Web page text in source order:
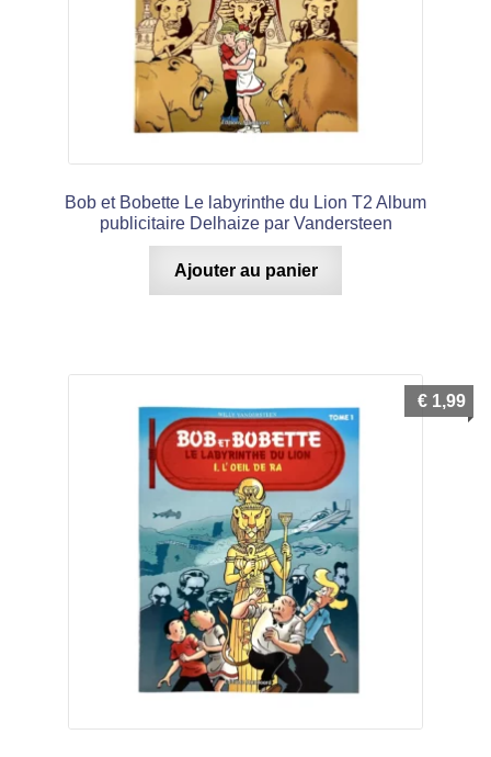
Bob et Bobette Le labyrinthe du Lion T2 Album
publicitaire Delhaize par Vandersteen
Ajouter au panier
€ 1,99